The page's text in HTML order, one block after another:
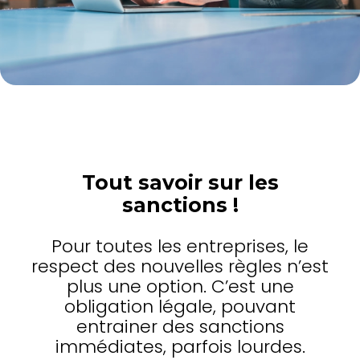
Tout savoir sur les
sanctions !
Pour toutes les entreprises, le
respect des nouvelles règles n’est
plus une option. C’est une
obligation légale, pouvant
entrainer des sanctions
immédiates, parfois lourdes.